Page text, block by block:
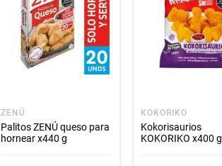
ZENÚ
Palitos ZENÚ queso para
hornear x440 g
KOKORIKO
Kokorisaurios
KOKORIKO x400 g